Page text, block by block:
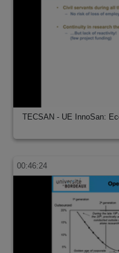
TECSAN - UE InnoSan:
00:46:24